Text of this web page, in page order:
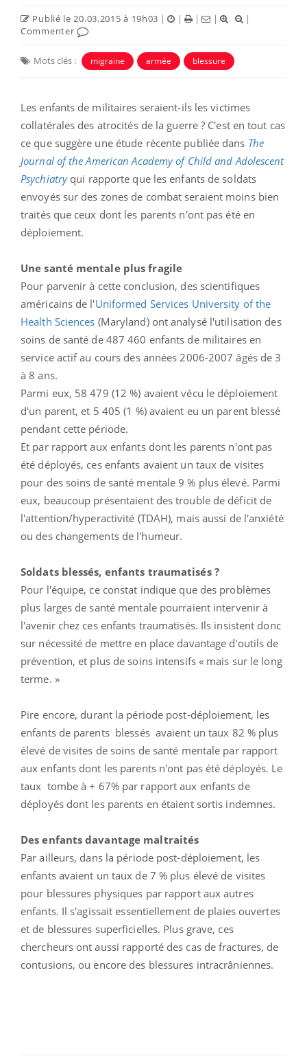
Publié le 20.03.2015 à 19h03 | | | |
|
Commenter
Mots clés : migraine armée blessure
Les enfants de militaires seraient-ils les victimes
collatérales des atrocités de la guerre ? C'est en tout cas
ce que suggère une étude récente publiée dans The
Journal of the American Academy of Child and Adolescent
Psychiatryqui rapporte que les enfants de soldats
envoyés sur des zones de combat seraient moins bien
traités que ceux dont les parents n'ont pas été en
déploiement.
Une santé mentale plus fragile
Pour parvenir à cette conclusion, des scientifiques
américains de l'Uniformed Services University of the
Health Sciences (Maryland) ont analysé l'utilisation des
soins de santé de 487 460 enfants de militaires en
service actif au cours des années 2006-2007 âgés de 3
à 8 ans.
Parmi eux, 58 479 (12 %) avaient vécu le déploiement
d'un parent, et 5 405 (1 %) avaient eu un parent blessé
pendant cette période.
Et par rapport aux enfants dont les parents n'ont pas
été déployés, ces enfants avaient un taux de visites
pour des soins de santé mentale 9 % plus élevé. Parmi
eux, beaucoup présentaient des trouble de déficit de
l'attention/hyperactivité (TDAH), mais aussi de l'anxiété
ou des changements de l'humeur.
Soldats blessés, enfants traumatisés ?
Pour l'équipe, ce constat indique que des problèmes
plus larges de santé mentale pourraient intervenir à
l'avenir chez ces enfants traumatisés. Ils insistent donc
sur nécessité de mettre en place davantage d'outils de
prévention, et plus de soins intensifs « mais sur le long
terme. »
Pire encore, durant la période post-déploiement, les
enfants de parents blessés avaient un taux 82 % plus
élevé de visites de soins de santé mentale par rapport
aux enfants dont les parents n'ont pas été déployés. Le
taux tombe à + 67% par rapport aux enfants de
déployés dont les parents en étaient sortis indemnes.
Des enfants davantage maltraités
Par ailleurs, dans la période post-déploiement, les
enfants avaient un taux de 7 % plus élevé de visites
pour blessures physiques par rapport aux autres
enfants. Il s'agissait essentiellement de plaies ouvertes
et de blessures superficielles. Plus grave, ces
chercheurs ont aussi rapporté des cas de fractures, de
contusions, ou encore des blessures intracrâniennes.